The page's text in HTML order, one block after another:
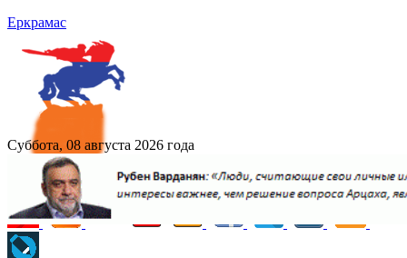
Еркрамас
Суббота, 08 августа 2026 года